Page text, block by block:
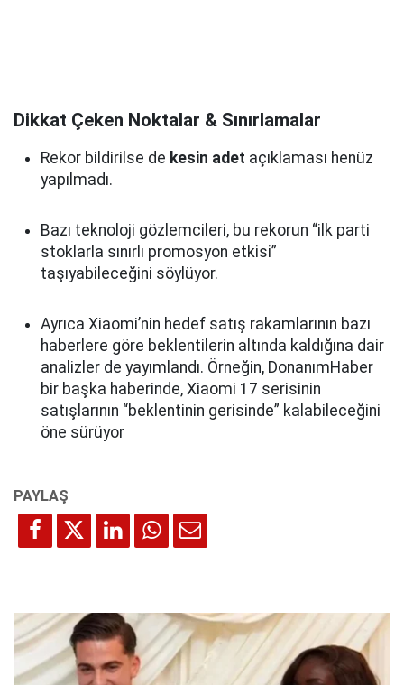
Dikkat Çeken Noktalar & Sınırlamalar
Rekor bildirilse de kesin adet açıklaması henüz
yapılmadı.
Bazı teknoloji gözlemcileri, bu rekorun “ilk parti
stoklarla sınırlı promosyon etkisi”
taşıyabileceğini söylüyor.
Ayrıca Xiaomi’nin hedef satış rakamlarının bazı
haberlere göre beklentilerin altında kaldığına dair
analizler de yayımlandı. Örneğin, DonanımHaber
bir başka haberinde, Xiaomi 17 serisinin
satışlarının “beklentinin gerisinde” kalabileceğini
öne sürüyor